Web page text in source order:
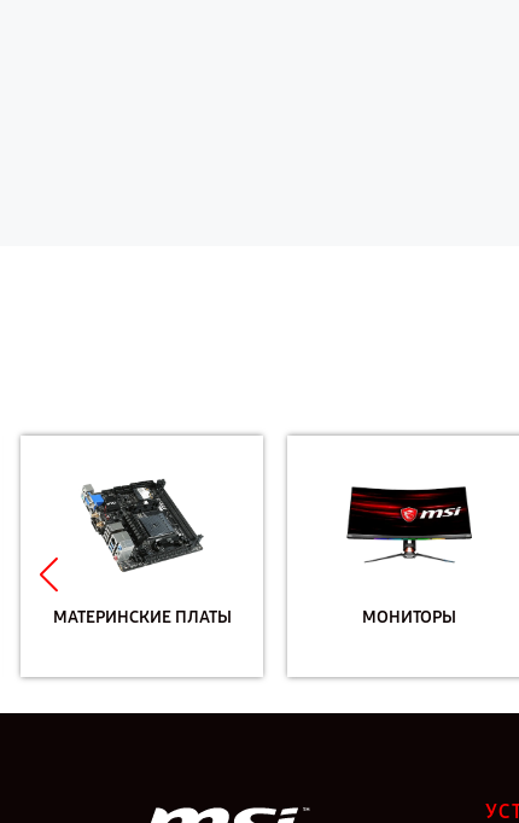
МАТЕРИНСКИЕ ПЛАТЫ МОНИТОРЫ